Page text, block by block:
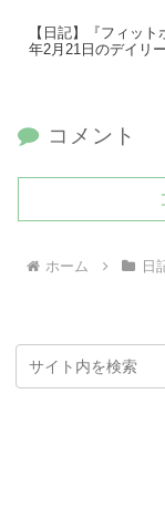
【日記】『フィッ
年2月21日のデイリ
コメント
ホーム 日